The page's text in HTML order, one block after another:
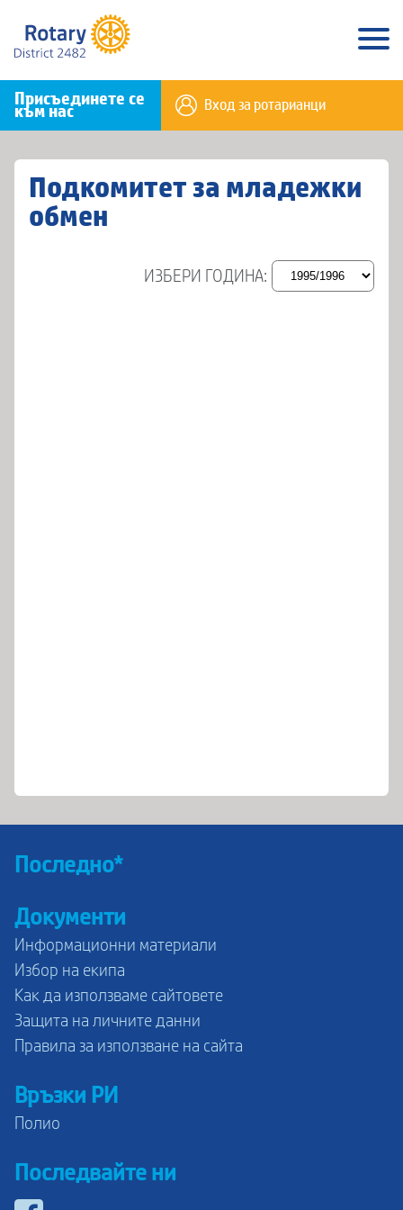
Присъединете се
към нас Вход за ротарианци
Подкомитет за младежки
обмен
ИЗБЕРИ ГОДИНА:
Последно*
Документи
Информационни материали
Избор на екипа
Как да използваме сайтовете
Защита на личните данни
Правила за използване на сайта
Връзки РИ
Полио
Последвайте ни